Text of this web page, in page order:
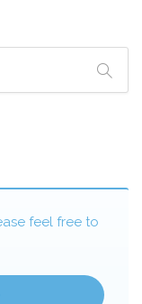
feel free to